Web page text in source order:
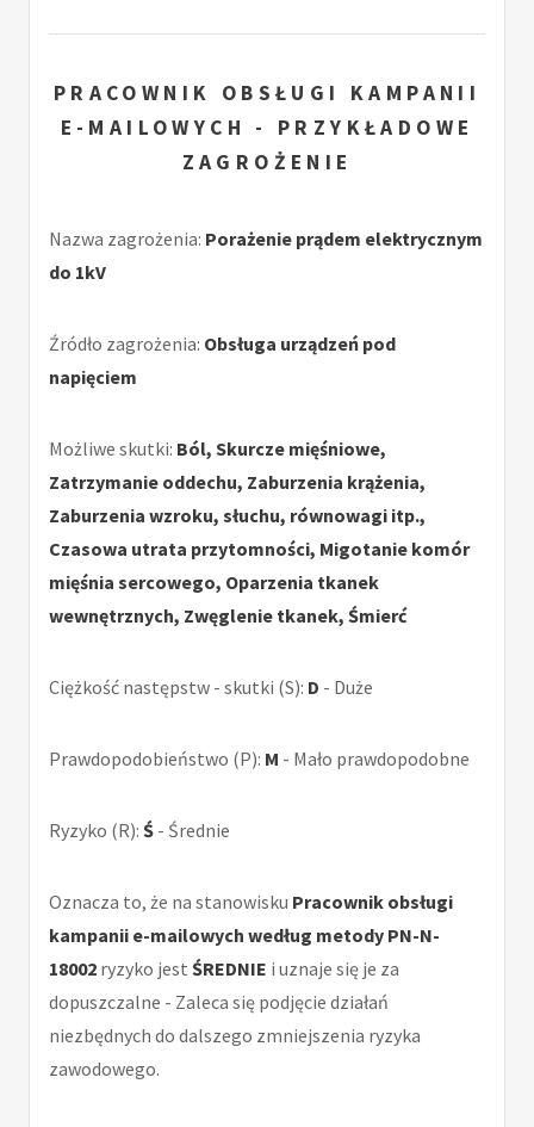
PRACOWNIK OBSŁUGI KAMPANII
E-MAILOWYCH - PRZYKŁADOWE
ZAGROŻENIE
Nazwa zagrożenia: Porażenie prądem elektrycznym
do 1kV
Źródło zagrożenia: Obsługa urządzeń pod
napięciem
Możliwe skutki: Ból, Skurcze mięśniowe,
Zatrzymanie oddechu, Zaburzenia krążenia,
Zaburzenia wzroku, słuchu, równowagi itp.,
Czasowa utrata przytomności, Migotanie komór
mięśnia sercowego, Oparzenia tkanek
wewnętrznych, Zwęglenie tkanek, Śmierć
Ciężkość następstw - skutki (S): D - Duże
Prawdopodobieństwo (P): M - Mało prawdopodobne
Ryzyko (R): Ś - Średnie
Oznacza to, że na stanowisku Pracownik obsługi
kampanii e-mailowych według metody PN-N-
18002 ryzyko jest ŚREDNIE i uznaje się je za
dopuszczalne - Zaleca się podjęcie działań
niezbędnych do dalszego zmniejszenia ryzyka
zawodowego.